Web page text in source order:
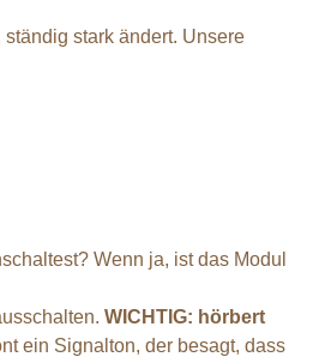
stark ändert. Unsere
Wenn ja, ist das Modul
WICHTIG: hörbert
ein Signalton, der besagt, dass